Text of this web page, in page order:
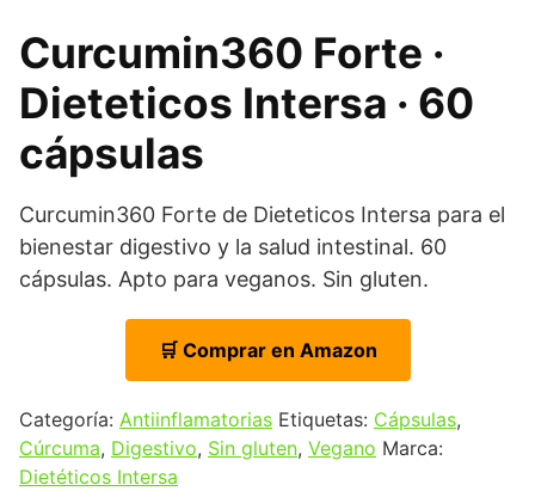
Curcumin360 Forte ·
Dieteticos Intersa · 60
cápsulas
Curcumin360 Forte de Dieteticos Intersa para el
bienestar digestivo y la salud intestinal. 60
cápsulas. Apto para veganos. Sin gluten.
🛒 Comprar en Amazon
Categoría: Antiinflamatorias Etiquetas: Cápsulas,
Cúrcuma, Digestivo, Sin gluten, Vegano Marca:
Dietéticos Intersa